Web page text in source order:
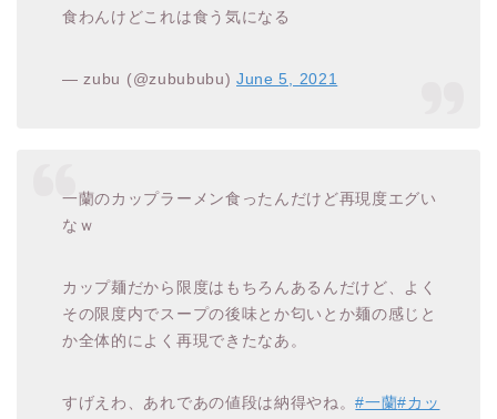
食わんけどこれは食う気になる
— zubu (@zubububu)June 5, 2021
一蘭のカップラーメン食ったんだけど再現度エグい
なｗ
カップ麺だから限度はもちろんあるんだけど、よく
その限度内でスープの後味とか匂いとか麺の感じと
か全体的によく再現できたなあ。
すげえわ、あれであの値段は納得やね。#一蘭#カッ